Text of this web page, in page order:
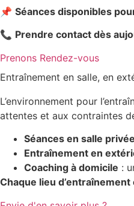
📌 Séances disponibles
📞 Prendre contact dès
Prenons Rendez-vous
Entraînement en salle, en
L’environnement pour
attentes et aux contraintes
Séances en salle privée
Entraînement en
Coaching à domicile :
Chaque lieu